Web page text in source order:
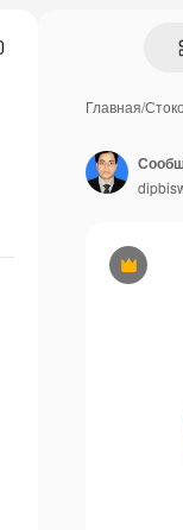
Главная/
Премиум